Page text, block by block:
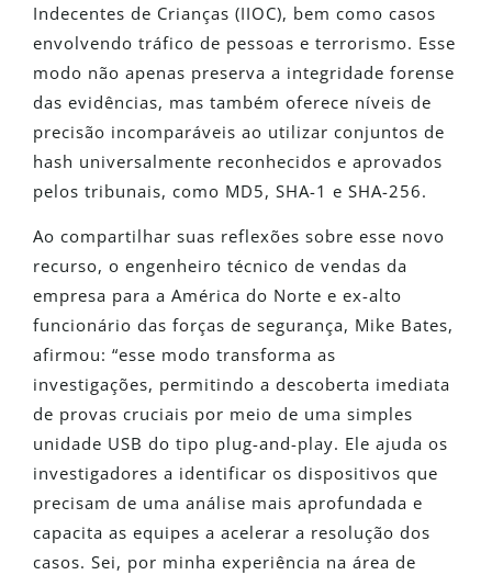
Indecentes de Crianças (IIOC), bem como casos
envolvendo tráfico de pessoas e terrorismo. Esse
modo não apenas preserva a integridade forense
das evidências, mas também oferece níveis de
precisão incomparáveis ao utilizar conjuntos de
hash universalmente reconhecidos e aprovados
pelos tribunais, como MD5, SHA-1 e SHA-256.
Ao compartilhar suas reflexões sobre esse novo
recurso, o engenheiro técnico de vendas da
empresa para a América do Norte e ex-alto
funcionário das forças de segurança, Mike Bates,
afirmou: “esse modo transforma as
investigações, permitindo a descoberta imediata
de provas cruciais por meio de uma simples
unidade USB do tipo plug-and-play. Ele ajuda os
investigadores a identificar os dispositivos que
precisam de uma análise mais aprofundada e
capacita as equipes a acelerar a resolução dos
casos. Sei, por minha experiência na área de